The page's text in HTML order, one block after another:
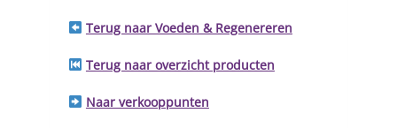
Terug naar Voeden & Regenereren
Terug naar overzicht producten
Naar verkooppunten